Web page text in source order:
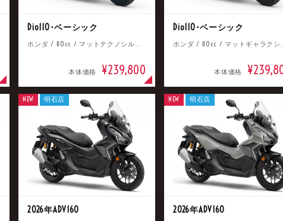
Dio110･ベーシック
ホンダ / 110cc / マットテクノシルバーメタリック
本体価格 ¥239,800
Dio110･ベーシック
ホンダ / 110cc /
本体価格
2026年ADV160
NEW 明石店
2026年ADV160
NEW 明石店